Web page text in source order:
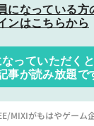
になっている方
ンはこちらから
っていただくと
事が読み放題で
MIXIがもはやゲーム